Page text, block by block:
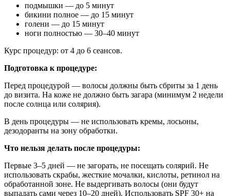
подмышки — до 5 минут
бикини полное — до 15 минут
голени — до 15 минут
ноги полностью — 30–40 минут
Курс процедур: от 4 до 6 сеансов.
Подготовка к процедуре:
Перед процедурой — волосы должны быть сбриты за 1 день
до визита. На коже не должно быть загара (минимум 2 недели
после солнца или солярия).
В день процедуры — не использовать кремы, лосьоны,
дезодоранты на зону обработки.
Что нельзя делать после процедуры:
Первые 3–5 дней — не загорать, не посещать солярий. Не
использовать скрабы, жесткие мочалки, кислоты, ретинол на
обработанной зоне. Не выдергивать волосы (они будут
выпадать сами через 10–20 дней). Использовать SPF 30+ на